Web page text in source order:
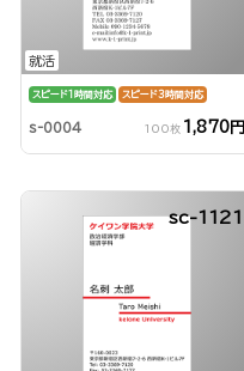
就活
スピード1時間対応 スピード3時間対応
s-0004 100枚 1,870円
sc-1121